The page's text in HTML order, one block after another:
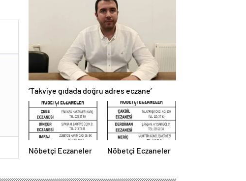
‘Takviye gıdada doğru adres eczane’
Nöbetçi Eczaneler Nöbetçi Eczaneler